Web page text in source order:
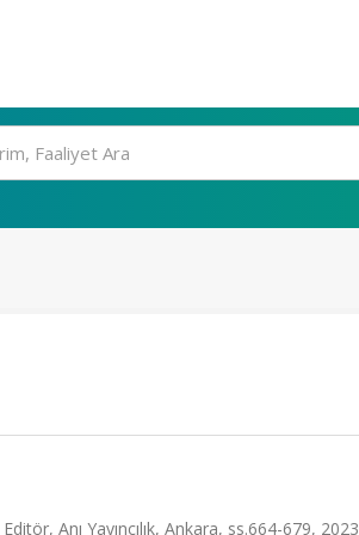
Anı Yayıncılık, Ankara, ss.664-679, 2023